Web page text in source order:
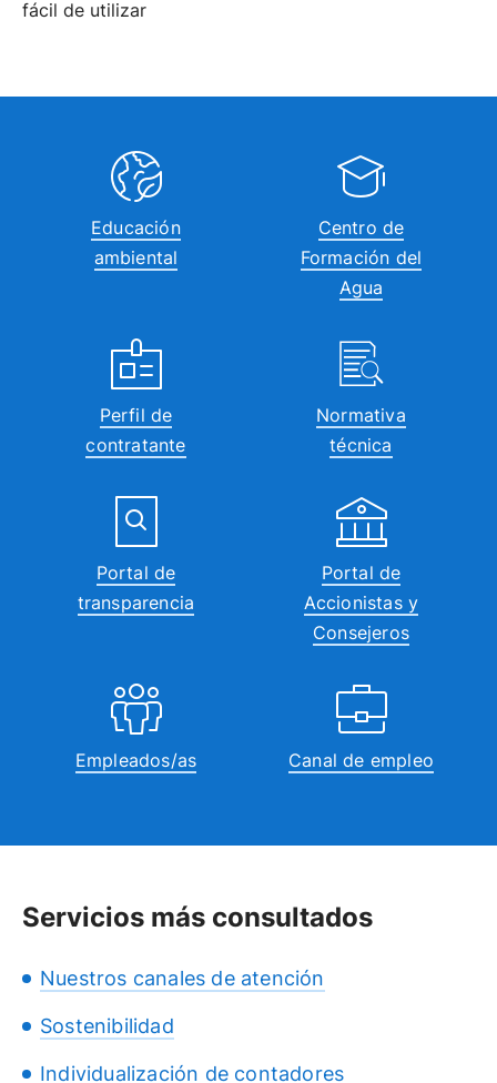
fácil de utilizar
Educación
ambiental
Centro de
Formación del
Agua
Perfil de
contratante
Normativa
técnica
Portal de
transparencia
Portal de
Accionistas y
Consejeros
Empleados/as Canal de empleo
Servicios más consultados
Nuestros canales de atención
Sostenibilidad
Individualización de contadores